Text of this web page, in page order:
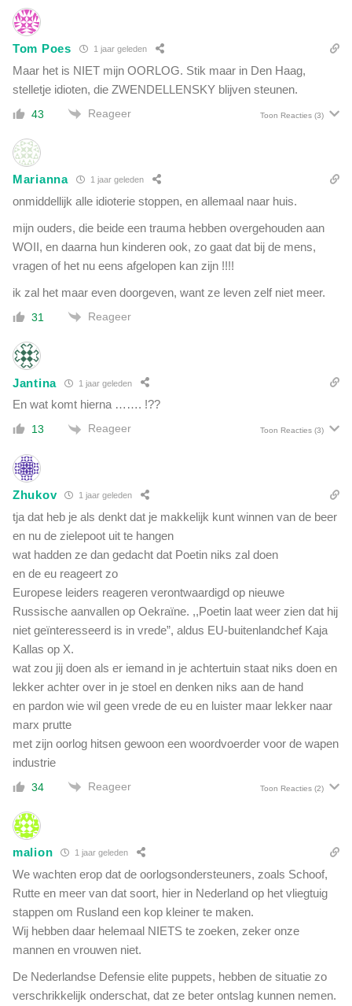
n
e
n
r
o
w
e
n
i
n
r
e
n
b
b
y
s
a
f
e
a
n
d
r
n
?
Z
t
h
t
c
h
t
Tom Poes 1 jaar geleden
Maar het is NIET mijn OORLOG. Stik maar in Den Haag,
stelletje idioten, die ZWENDELLENSKY blijven steunen.
43 Reageer Toon Reacties (3)
Marianna 1 jaar geleden
onmiddellijk alle idioterie stoppen, en allemaal naar huis.
mijn ouders, die beide een trauma hebben overgehouden aan
WOII, en daarna hun kinderen ook, zo gaat dat bij de mens,
vragen of het nu eens afgelopen kan zijn !!!!
ik zal het maar even doorgeven, want ze leven zelf niet meer.
31 Reageer
Jantina 1 jaar geleden
En wat komt hierna ……. !??
13 Reageer Toon Reacties (3)
Zhukov 1 jaar geleden
tja dat heb je als denkt dat je makkelijk kunt winnen van de beer
en nu de zielepoot uit te hangen
wat hadden ze dan gedacht dat Poetin niks zal doen
en de eu reageert zo
Europese leiders reageren verontwaardigd op nieuwe
Russische aanvallen op Oekraïne. ,,Poetin laat weer zien dat hij
niet geïnteresseerd is in vrede”, aldus EU-buitenlandchef Kaja
Kallas op X.
wat zou jij doen als er iemand in je achtertuin staat niks doen en
lekker achter over in je stoel en denken niks aan de hand
en pardon wie wil geen vrede de eu en luister maar lekker naar
marx prutte
met zijn oorlog hitsen gewoon een woordvoerder voor de wapen
industrie
34 Reageer Toon Reacties (2)
malion 1 jaar geleden
We wachten erop dat de oorlogsondersteuners, zoals Schoof,
Rutte en meer van dat soort, hier in Nederland op het vliegtuig
stappen om Rusland een kop kleiner te maken.
Wij hebben daar helemaal NIETS te zoeken, zeker onze
mannen en vrouwen niet.
De Nederlandse Defensie elite puppets, hebben de situatie zo
verschrikkelijk onderschat, dat ze beter ontslag kunnen nemen.